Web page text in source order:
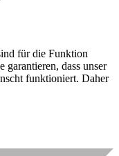
für die Funktion
garantieren, dass unser
funktioniert. Daher